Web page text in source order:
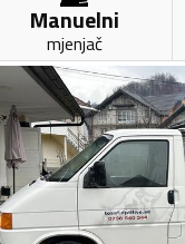
Manuelni
mjenjač